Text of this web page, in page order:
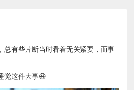
总有些片断当时看着无关紧要，而事
觉这件大事😆